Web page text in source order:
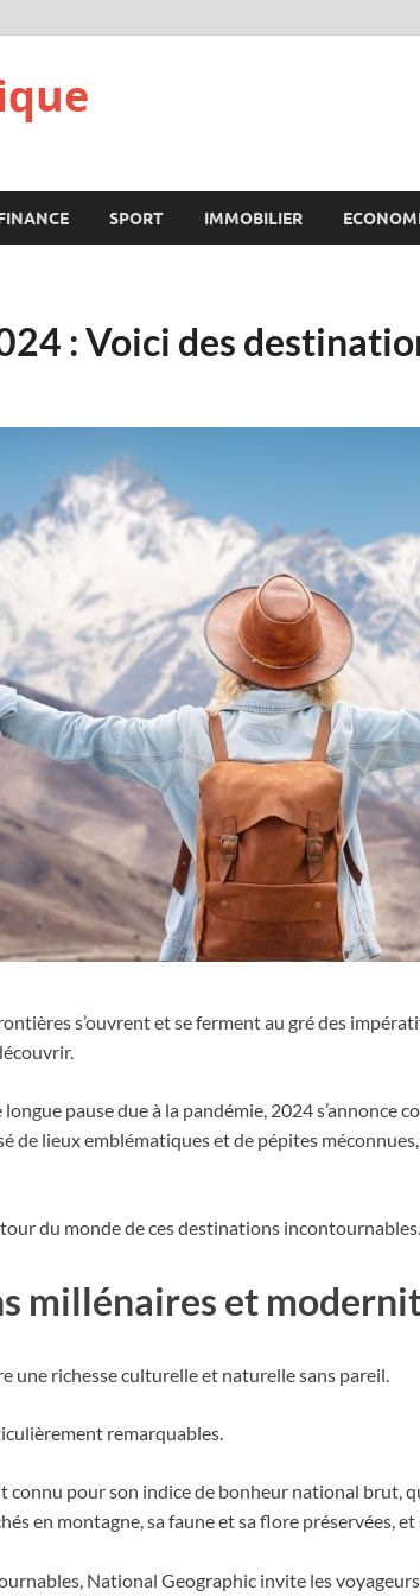
SPORT IMMOBILIER
: Voici des
s’ouvrent et se ferment au gré des
pause due à la pandémie, 2024 s’annonce
de lieux emblématiques et de pépites
du monde de ces destinations incontournables.
millénaires et
une richesse culturelle et naturelle sans pareil.
remarquables.
connu pour son indice de bonheur national brut,
en montagne, sa faune et sa flore préservées,
National Geographic invite les